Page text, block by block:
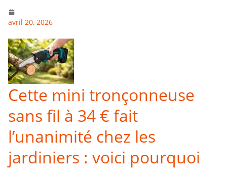
avril 20, 2026
Cette mini tronçonneuse
sans fil à 34 € fait
l’unanimité chez les
jardiniers : voici pourquoi